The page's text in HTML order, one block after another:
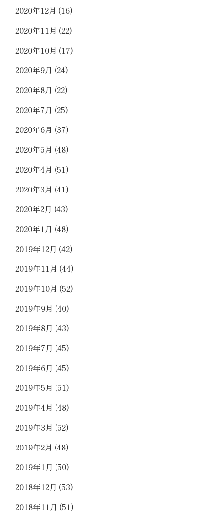
2020年12月 (16)
2020年11月 (22)
2020年10月 (17)
2020年9月 (24)
2020年8月 (22)
2020年7月 (25)
2020年6月 (37)
2020年5月 (48)
2020年4月 (51)
2020年3月 (41)
2020年2月 (43)
2020年1月 (48)
2019年12月 (42)
2019年11月 (44)
2019年10月 (52)
2019年9月 (40)
2019年8月 (43)
2019年7月 (45)
2019年6月 (45)
2019年5月 (51)
2019年4月 (48)
2019年3月 (52)
2019年2月 (48)
2019年1月 (50)
2018年12月 (53)
2018年11月 (51)